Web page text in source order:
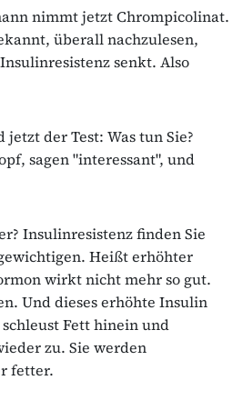
nimmt jetzt Chrompicolinat.
überall nachzulesen,
senkt. Also
jetzt der Test: Was tun Sie?
sagen "interessant", und
Insulinresistenz finden Sie
Heißt erhöhter
wirkt nicht mehr so gut.
Und dieses erhöhte Insulin
Fett hinein und
zu. Sie werden
fetter.